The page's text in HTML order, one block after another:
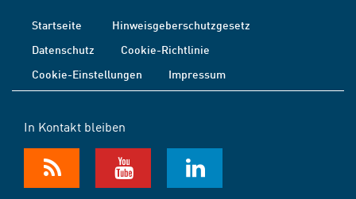
Startseite
Hinweisgeberschutzgesetz
Datenschutz
Cookie-Richtlinie
Cookie-Einstellungen
Impressum
In Kontakt bleiben